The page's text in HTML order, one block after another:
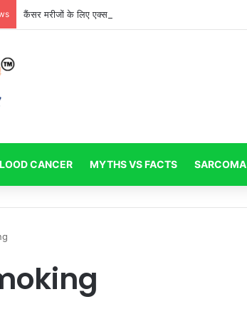
कैंसर मरीजों के लिए एक्सरसाइज: क्या सुरक्षित है और क्या नहीं?
CANCER MYTHS VS FACTS SARCOMA